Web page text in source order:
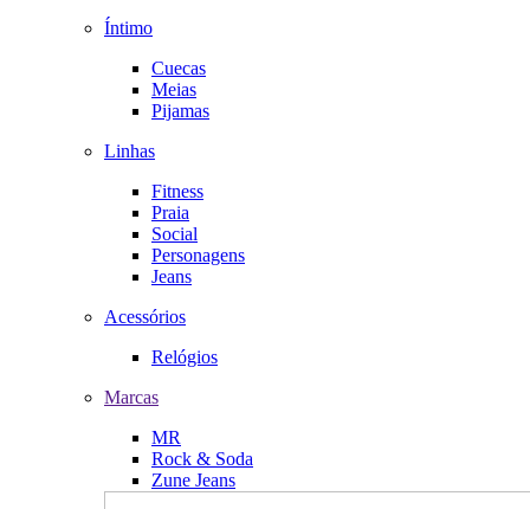
Íntimo
Cuecas
Meias
Pijamas
Linhas
Fitness
Praia
Social
Personagens
Jeans
Acessórios
Relógios
Marcas
MR
Rock & Soda
Zune Jeans